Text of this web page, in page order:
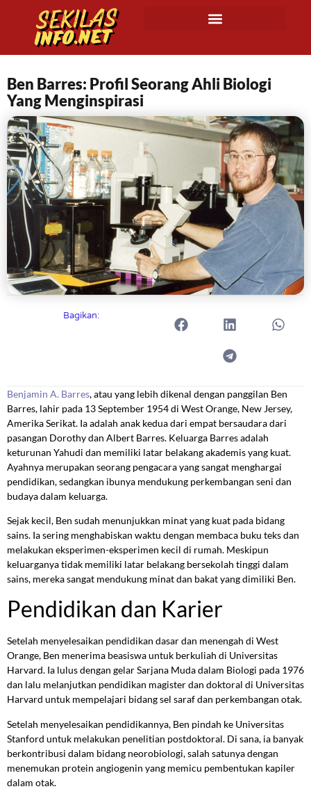
Ben Barres: Profil Seorang Ahli Biologi
Yang Menginspirasi
Bagikan:
Benjamin A. Barres, atau yang lebih dikenal dengan panggilan Ben
Barres, lahir pada 13 September 1954 di West Orange, New Jersey,
Amerika Serikat. Ia adalah anak kedua dari empat bersaudara dari
pasangan Dorothy dan Albert Barres. Keluarga Barres adalah
keturunan Yahudi dan memiliki latar belakang akademis yang kuat.
Ayahnya merupakan seorang pengacara yang sangat menghargai
pendidikan, sedangkan ibunya mendukung perkembangan seni dan
budaya dalam keluarga.
Sejak kecil, Ben sudah menunjukkan minat yang kuat pada bidang
sains. Ia sering menghabiskan waktu dengan membaca buku teks dan
melakukan eksperimen-eksperimen kecil di rumah. Meskipun
keluarganya tidak memiliki latar belakang bersekolah tinggi dalam
sains, mereka sangat mendukung minat dan bakat yang dimiliki Ben.
Pendidikan dan Karier
Setelah menyelesaikan pendidikan dasar dan menengah di West
Orange, Ben menerima beasiswa untuk berkuliah di Universitas
Harvard. Ia lulus dengan gelar Sarjana Muda dalam Biologi pada 1976
dan lalu melanjutkan pendidikan magister dan doktoral di Universitas
Harvard untuk mempelajari bidang sel saraf dan perkembangan otak.
Setelah menyelesaikan pendidikannya, Ben pindah ke Universitas
Stanford untuk melakukan penelitian postdoktoral. Di sana, ia banyak
berkontribusi dalam bidang neorobiologi, salah satunya dengan
menemukan protein angiogenin yang memicu pembentukan kapiler
dalam otak.